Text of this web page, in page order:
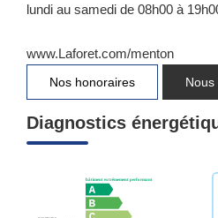
lundi au samedi de 08h00 à
www.Laforet.com/menton
Nos honoraires Nous
Diagnostics